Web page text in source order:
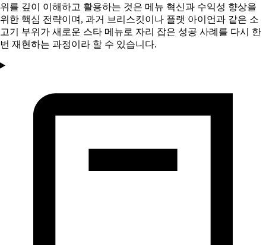
위를 깊이 이해하고 활용하는 것은 메뉴 혁신과 수익성 향상을
위한 핵심 전략이며, 과거 브리스킷이나 플랫 아이언과 같은 소
고기 부위가 새로운 스타 메뉴로 자리 잡은 성공 사례를 다시 한
번 재현하는 과정이라 할 수 있습니다.